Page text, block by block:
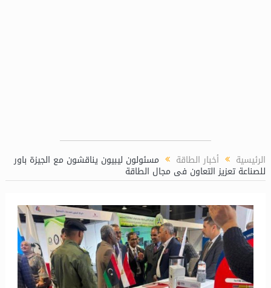
الرئيسية أخبار الطاقة مسئولون ليبيون يناقشون مع الجيزة باور
للصناعة تعزيز التعاون فى مجال الطاقة